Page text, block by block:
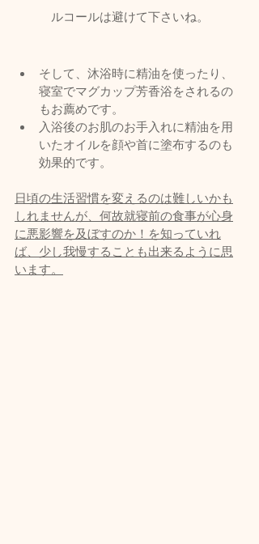
ルコールは避けて下さいね。
そして、沐浴時に精油を使ったり、
寝室でマグカップ芳香浴をされるの
もお薦めです。
入浴後のお肌のお手入れに精油を用
いたオイルを顔や首に塗布するのも
効果的です。
日頃の生活習慣を変えるのは難しいかも
しれませんが、何故就寝前の食事が心身
に悪影響を及ぼすのか！を知っていれ
ば、少し我慢することも出来るように思
います。